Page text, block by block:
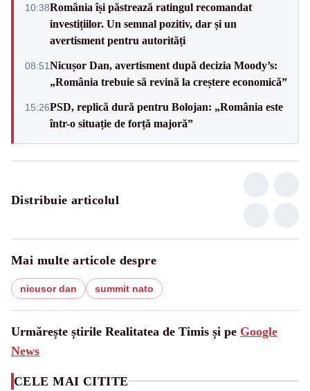
10:38România își păstrează ratingul recomandat
investițiilor. Un semnal pozitiv, dar și un
avertisment pentru autorități
08:51Nicușor Dan, avertisment după decizia Moody’s:
„România trebuie să revină la creștere economică”
15:26PSD, replică dură pentru Bolojan: „România este
într-o situație de forță majoră”
Distribuie articolul
Mai multe articole despre
nicusor dan summit nato
Urmărește știrile Realitatea de Timis și pe Google
News
CELE MAI CITITE